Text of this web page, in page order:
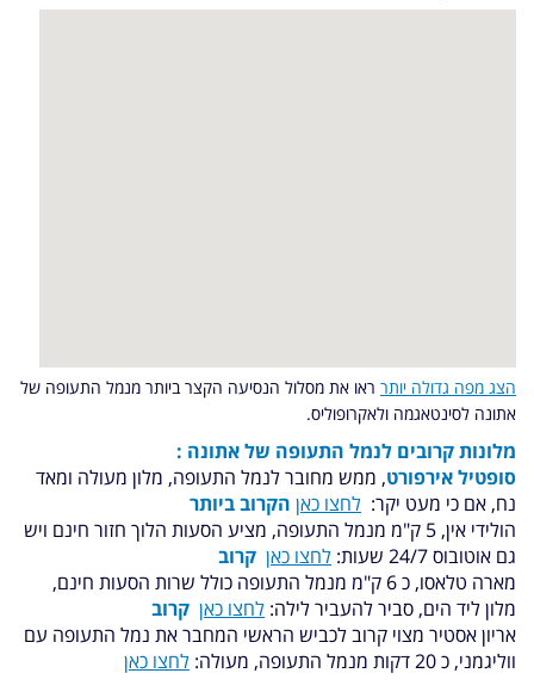
הצג מפה גדולה יותר ראו את מסלול הנסיעה הקצר ביותר מנמל התעופה של
אתונה לסינטאגמה ולאקרופוליס.
מלונות קרובים לנמל התעופה של אתונה :
סופטיל אירפורט, ממש מחובר לנמל התעופה, מלון מעולה ומאד
נח, אם כי מעט יקר: לחצו כאן הקרוב ביותר
הולידי אין, 5 ק"מ מנמל התעופה, מציע הסעות הלוך חזור חינם ויש
גם אוטובוס 24/7 שעות:
לחצו כאן קרוב
מארה טלאסו, כ 6 ק"מ מנמל התעופה כולל שרות הסעות חינם,
מלון ליד הים, סביר להעביר לילה: לחצו כאן קרוב
אריון אסטיר מצוי קרוב לכביש הראשי המחבר את נמל התעופה עם
ווליגמני, כ 20 דקות מנמל התעופה, מעולה:
לחצו כאן